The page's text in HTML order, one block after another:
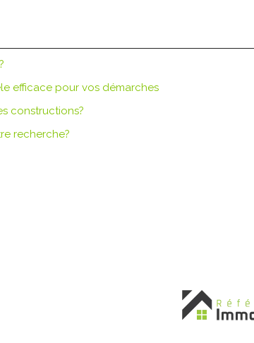
efficace pour vos démarches
constructions?
recherche?